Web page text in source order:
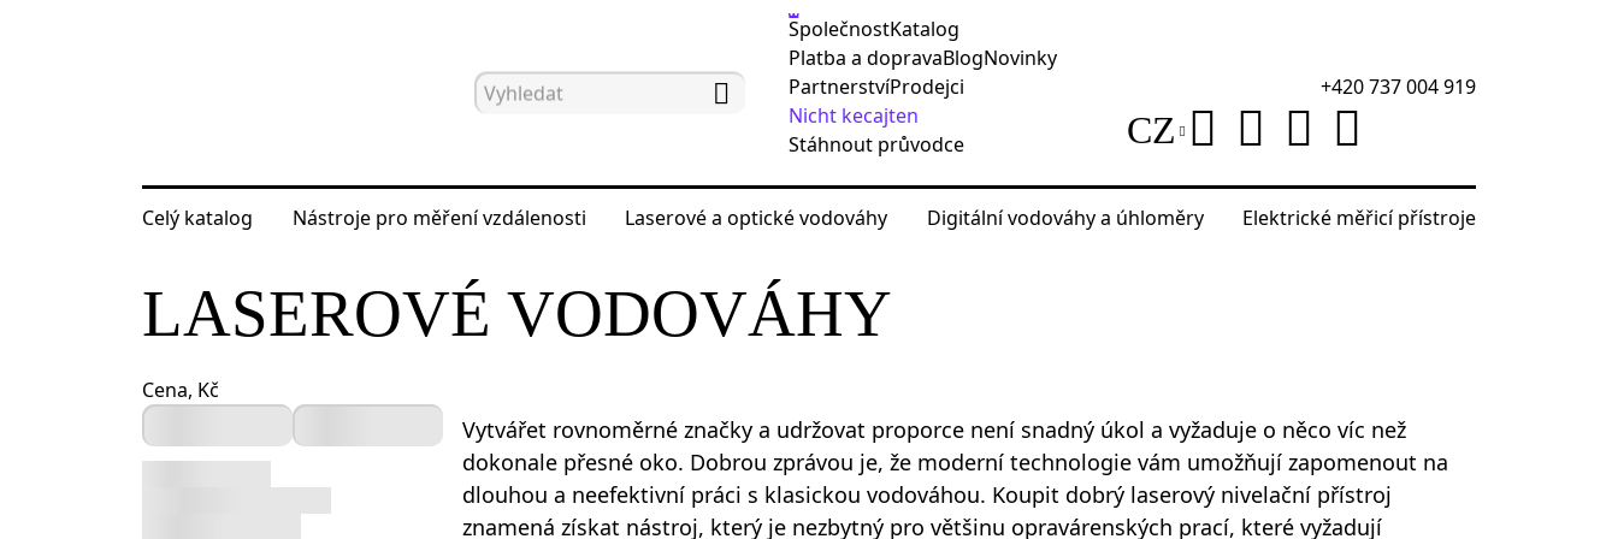
SpolečnostKatalog
Platba a dopravaBlogNovinky
PartnerstvíProdejci
Nicht kecajten
Stáhnout průvodce
+420 737 004 919
CZ
Celý katalog Nástroje pro měření vzdálenosti Laserové a optické vodováhy Digitální vodováhy a úhloměry Elektrické měřicí přístroje
Hlavní strana Katalog Laserové a optické vodováhy Laserové vodováhy
LASEROVÉ VODOVÁHY
Cena, Kč
Vytvářet rovnoměrné značky a udržovat proporce není snadný úkol a vyžaduje o něco víc než
dokonale přesné oko. Dobrou zprávou je, že moderní technologie vám umožňují zapomenout na
dlouhou a neefektivní práci s klasickou vodováhou. Koupit dobrý laserový nivelační přístroj
znamená získat nástroj, který je nezbytný pro většinu opravárenských prací, které vyžadují